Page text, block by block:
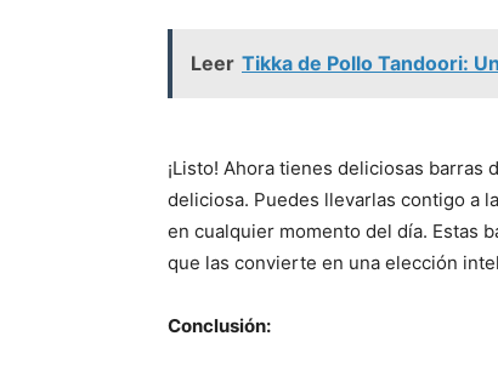
Leer Tikka de Pollo Tandoori:
¡Listo! Ahora tienes deliciosas barras
deliciosa. Puedes llevarlas contigo a
en cualquier momento del día. Estas
que las convierte en una elección
Conclusión: